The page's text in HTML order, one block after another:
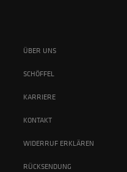
ÜBER UNS
SCHÖFFEL
KARRIERE
KONTAKT
WIDERRUF ERKLÄREN
RÜCKSENDUNG